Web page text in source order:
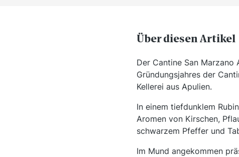
Über diesen Artikel
Der Cantine San
Gründungsjahres der
Kellerei aus Apulien.
In einem tiefdunklem
Aromen von Kirschen,
schwarzem Pfeffer und
Im Mund angekommen